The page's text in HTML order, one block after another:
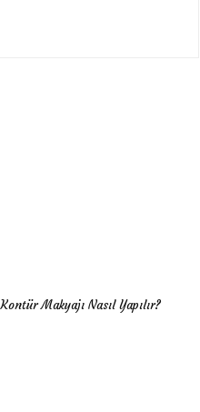
Kontür Makyajı Nasıl Yapılır?